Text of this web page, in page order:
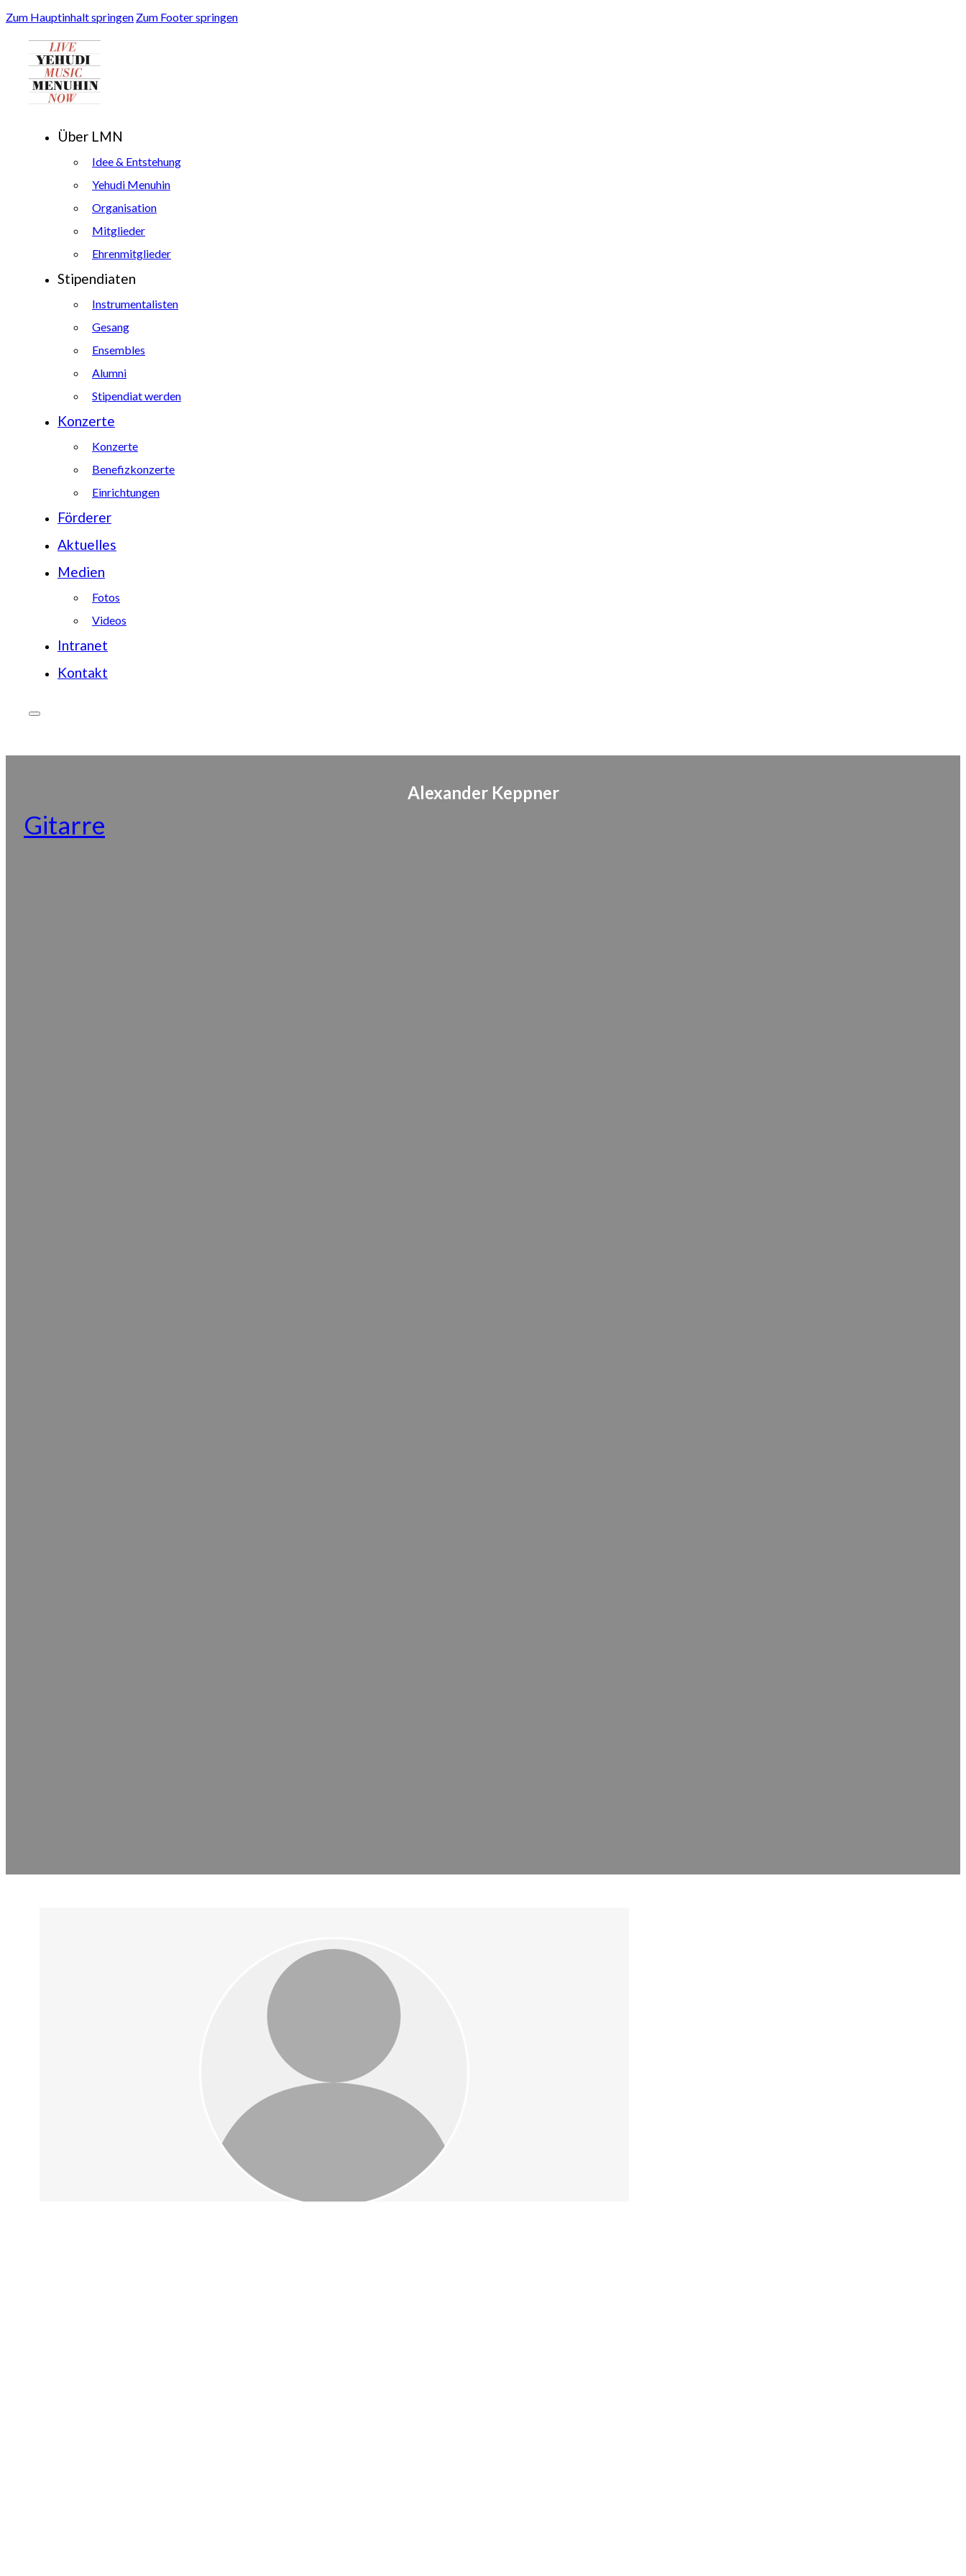
Zum Hauptinhalt springen Zum Footer springen
Über LMN
Idee & Entstehung
Yehudi Menuhin
Organisation
Mitglieder
Ehrenmitglieder
Stipendiaten
Instrumentalisten
Gesang
Ensembles
Alumni
Stipendiat werden
Konzerte
Konzerte
Benefizkonzerte
Einrichtungen
Förderer
Aktuelles
Medien
Fotos
Videos
Intranet
Kontakt
Alexander Keppner
Gitarre